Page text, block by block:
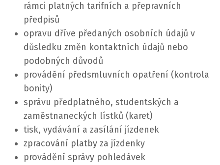
rámci platných tarifních a přepravních
předpisů
opravu dříve předaných osobních údajů v
důsledku změn kontaktních údajů nebo
podobných důvodů
provádění předsmluvních opatření (kontrola
bonity)
správu předplatného, studentských a
zaměstnaneckých lístků (karet)
tisk, vydávání a zasílání jízdenek
zpracování platby za jízdenky
provádění správy pohledávek